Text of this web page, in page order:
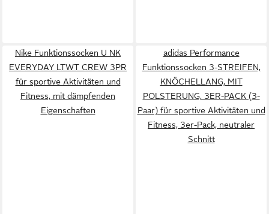
Nike Funktionssocken U NK
EVERYDAY LTWT CREW 3PR
für sportive Aktivitäten und
Fitness, mit dämpfenden
Eigenschaften
adidas Performance
Funktionssocken 3-STREIFEN,
KNÖCHELLANG, MIT
POLSTERUNG, 3ER-PACK (3-
Paar) für sportive Aktivitäten und
Fitness, 3er-Pack, neutraler
Schnitt